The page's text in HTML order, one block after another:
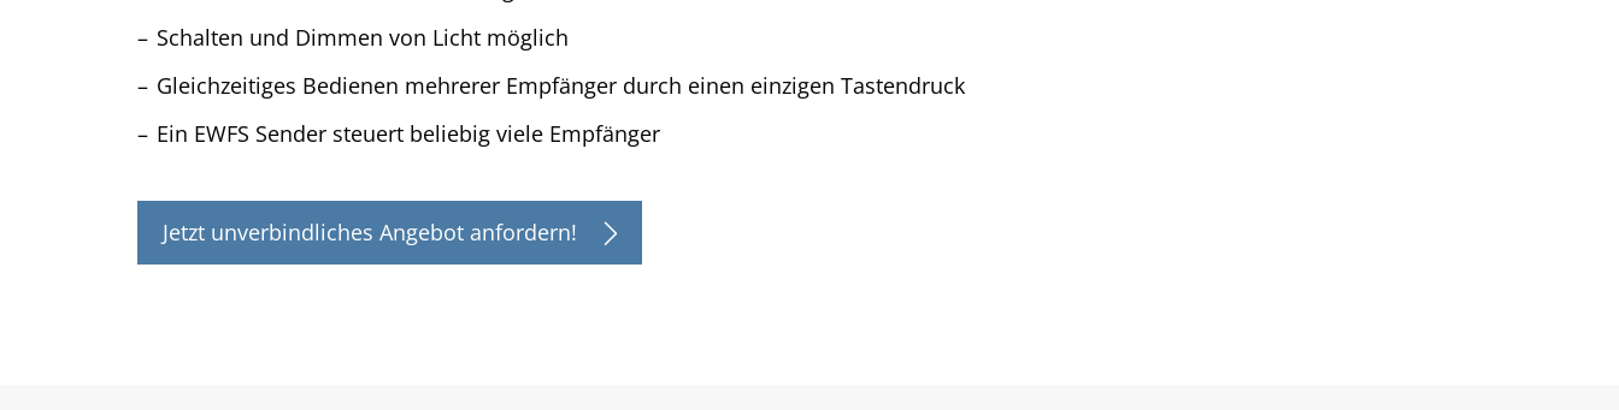
Schalten und Dimmen von Licht möglich
Gleichzeitiges Bedienen mehrerer Empfänger durch einen einzigen Tastendruck
Ein EWFS Sender steuert beliebig viele Empfänger
Jetzt unverbindliches Angebot anfordern!